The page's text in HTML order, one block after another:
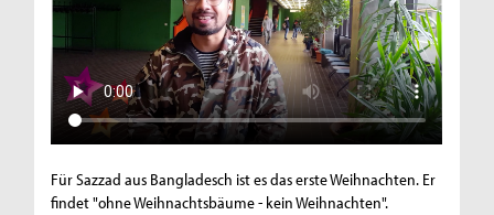
Für Sazzad aus Bangladesch ist es das erste Weihnachten. Er
findet "ohne Weihnachtsbäume - kein Weihnachten".